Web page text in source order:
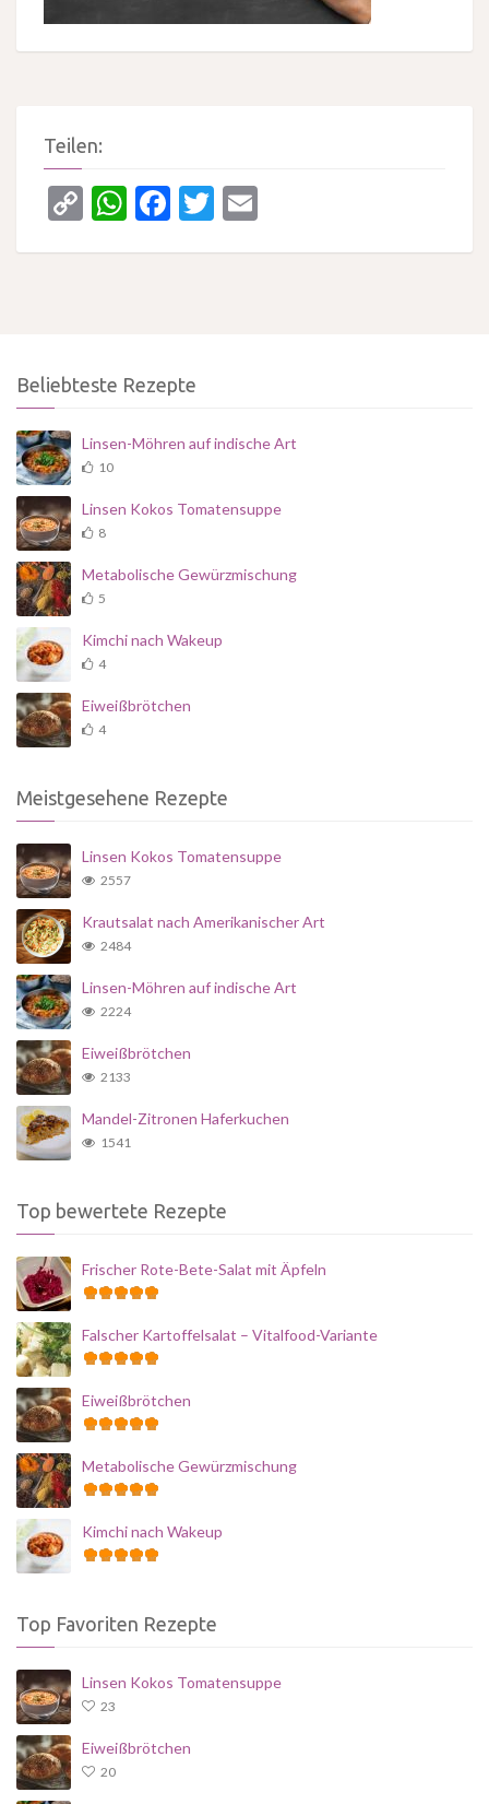
Teilen:
CopyWhatsApp
Facebook
Twitter
Beliebteste Rezepte
Linsen-Möhren auf indische Art
10
Linsen Kokos Tomatensuppe
8
Metabolische Gewürzmischung
5
Kimchi nach Wakeup
4
Eiweißbrötchen
4
Meistgesehene Rezepte
Linsen Kokos Tomatensuppe
2557
Krautsalat nach Amerikanischer Art
2484
Linsen-Möhren auf indische Art
2224
Eiweißbrötchen
2133
Mandel-Zitronen Haferkuchen
1541
Top bewertete Rezepte
Frischer Rote-Bete-Salat mit Äpfeln
Falscher Kartoffelsalat – Vitalfood-Variante
Eiweißbrötchen
Metabolische Gewürzmischung
Kimchi nach Wakeup
Top Favoriten Rezepte
Linsen Kokos Tomatensuppe
23
Eiweißbrötchen
20